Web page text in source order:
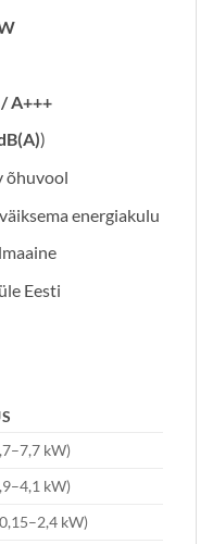
A+++
)
õhuvool
energiakulu
Eesti
kW)
kW)
kW)